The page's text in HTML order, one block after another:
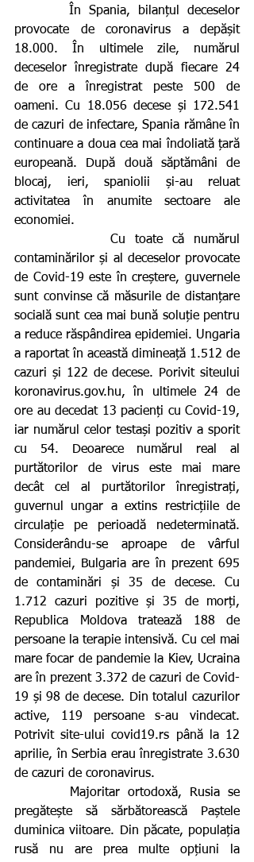
       În Spania, bilanțul deceselor
provocate de coronavirus a depășit
18.000. În ultimele zile, numărul
deceselor înregistrate după fiecare 24
de ore a înregistrat peste 500 de
oameni. Cu 18.056 decese și 172.541
de cazuri de infectare, Spania rămâne în
continuare a doua cea mai îndoliată țară
europeană. După două săptămâni de
blocaj, ieri, spaniolii și-au reluat
activitatea în anumite sectoare ale
economiei.
contaminărilor și al deceselor provocate
de Covid-19 este în creștere, guvernele
sunt convinse că măsurile de distanțare
socială sunt cea mai bună soluție pentru
a reduce răspândirea epidemiei. Ungaria
a raportat în această dimineață 1.512 de
cazuri și 122 de decese. Porivit siteului
koronavirus.gov.hu, în ultimele 24 de
ore au decedat 13 pacienți cu Covid-19,
iar numărul celor testași pozitiv a sporit
cu 54. Deoarece numărul real al
purtătorilor de virus este mai mare
decât cel al purtătorilor înregistrați,
guvernul ungar a extins restricțiile de
circulație pe perioadă nedeterminată.
Considerându-se aproape de vârful
pandemiei, Bulgaria are în prezent 695
de contaminări și 35 de decese. Cu
1.712 cazuri pozitive și 35 de morți,
Republica Moldova tratează 188 de
persoane la terapie intensivă. Cu cel mai
mare focar de pandemie la Kiev, Ucraina
are în prezent 3.372 de cazuri de Covid-
19 și 98 de decese. Din totalul cazurilor
active, 119 persoane s-au vindecat.
Potrivit site-ului covid19.rs până la 12
aprilie, în Serbia erau înregistrate 3.630
de cazuri de coronavirus.
pregătește să sărbătorească Paștele
duminica viitoare. Din păcate, populația
rusă nu are prea multe opțiuni la